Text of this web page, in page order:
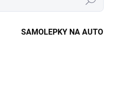
SAMOLEPKY NA AUTO